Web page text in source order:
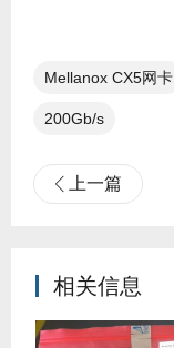
Mellanox CX5网卡
200Gb/s
上一篇
相关信息